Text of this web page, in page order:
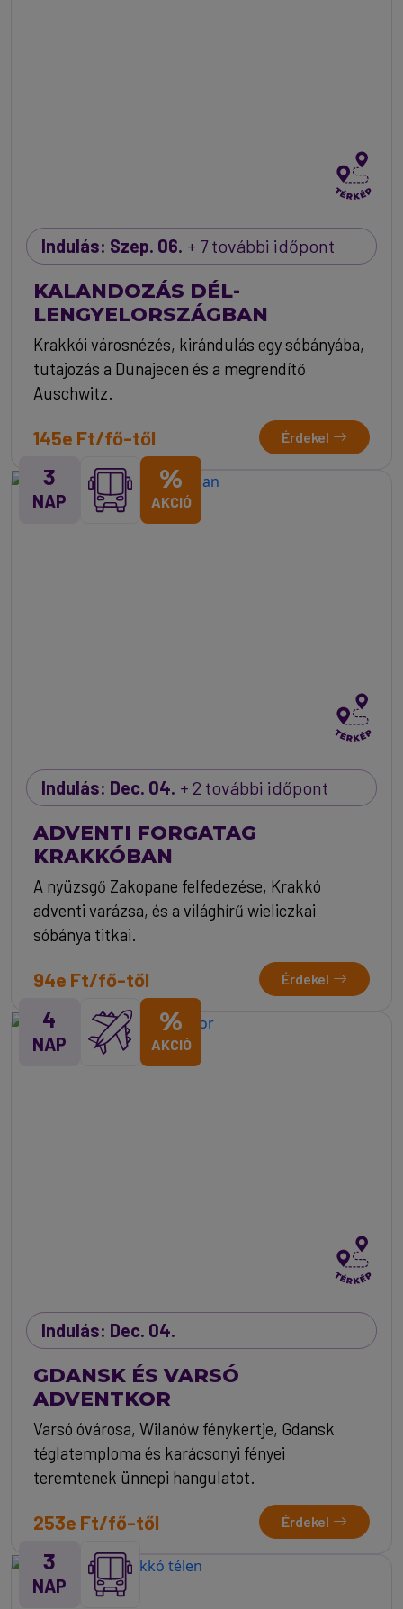
Indulás: Szep. 06. + 7 további időpont
KALANDOZÁS DÉL-
LENGYELORSZÁGBAN
Krakkói városnézés, kirándulás egy sóbányába,
tutajozás a Dunajecen és a megrendítő
Auschwitz.
145e Ft/fő-től Érdekel
3
NAP
%
AKCIÓ
Indulás: Dec. 04. + 2 további időpont
ADVENTI FORGATAG
KRAKKÓBAN
A nyüzsgő Zakopane felfedezése, Krakkó
adventi varázsa, és a világhírű wieliczkai
sóbánya titkai.
94e Ft/fő-től Érdekel
4
NAP
%
AKCIÓ
Indulás: Dec. 04.
GDANSK ÉS VARSÓ
ADVENTKOR
Varsó óvárosa, Wilanów fénykertje, Gdansk
téglatemploma és karácsonyi fényei
teremtenek ünnepi hangulatot.
253e Ft/fő-től Érdekel
3
NAP